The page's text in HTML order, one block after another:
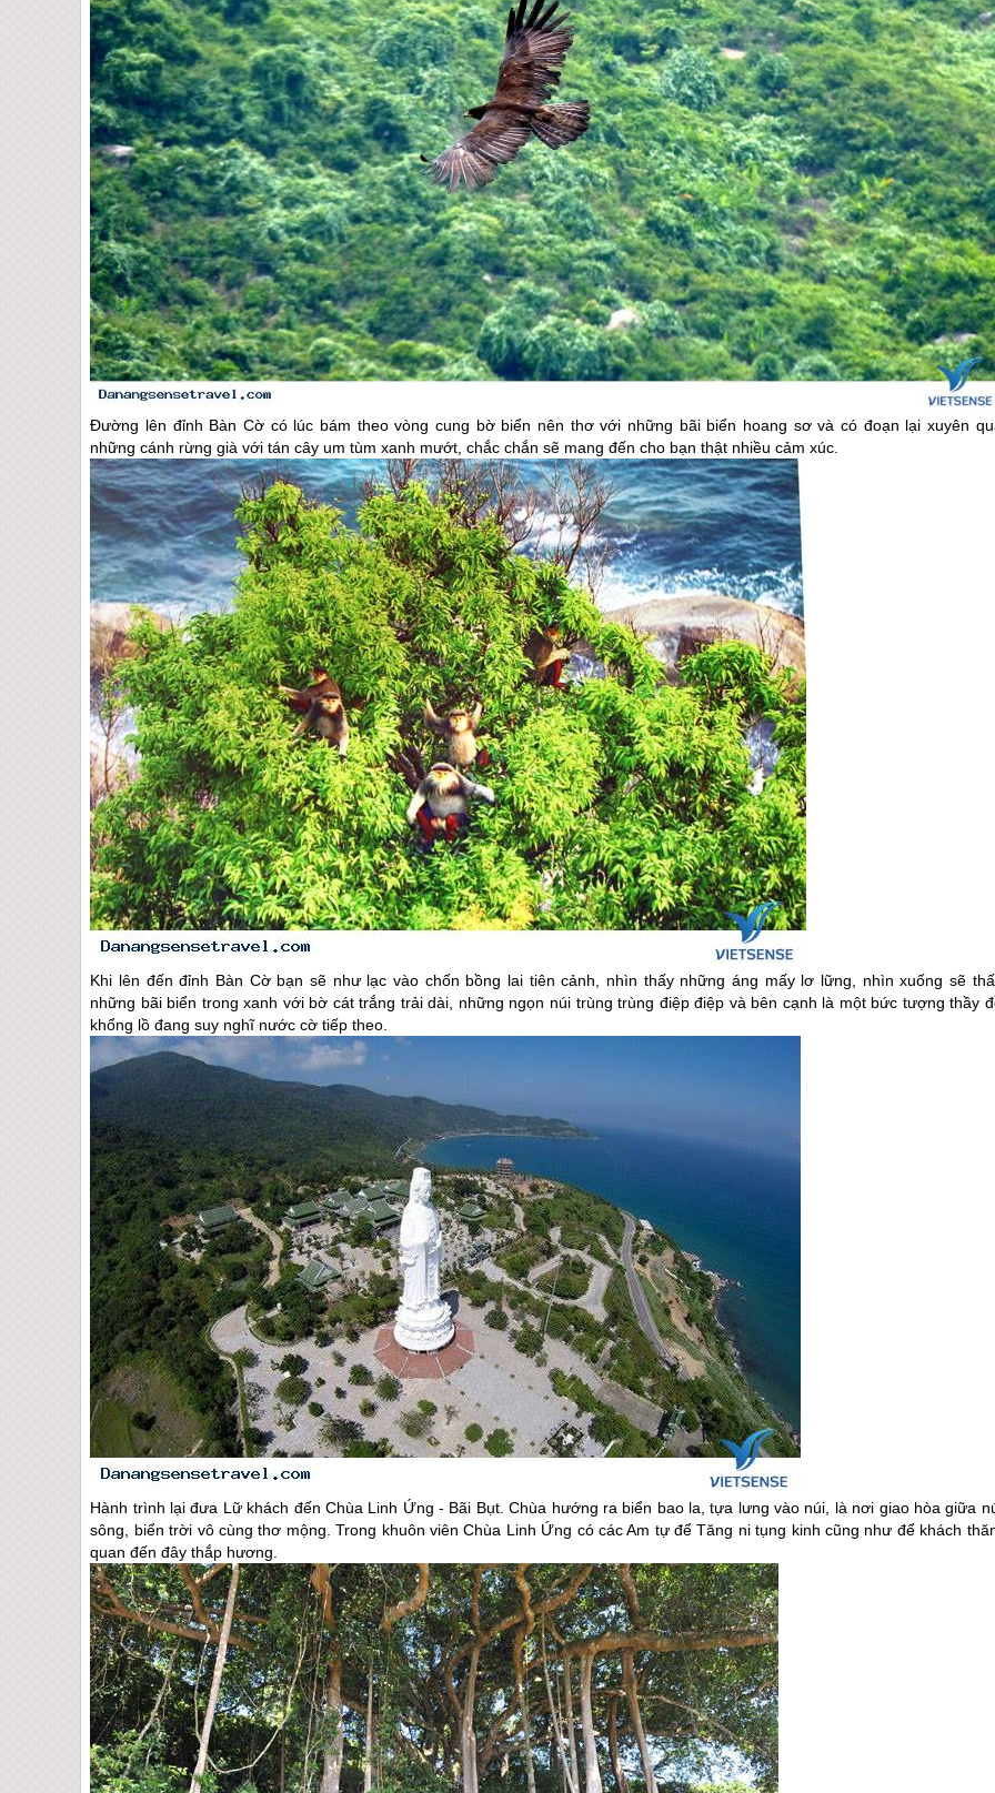
Đường lên đỉnh Bàn Cờ có lúc bám theo vòng cung bờ biển nên thơ với những bãi biển hoang sơ và có đoạn lại xuyên
những cánh rừng già với tán cây um tùm xanh mướt, chắc chắn sẽ mang đến cho bạn thật nhiều cảm xúc.
Khi lên đến đỉnh Bàn Cờ bạn sẽ như lạc vào chốn bồng lai tiên cảnh, nhìn thấy những áng mấy lơ lững, nhìn xuống sẽ
những bãi biển trong xanh với bờ cát trắng trải dài, những ngọn núi trùng trùng điệp điệp và bên cạnh là một bức tượng thầy
khổng lồ đang suy nghĩ nước cờ tiếp theo.
Hành trình lại đưa Lữ khách đến Chùa Linh Ứng - Bãi Bụt. Chùa hướng ra biển bao la, tựa lưng vào núi, là nơi giao hòa giữa
sông, biển trời vô cùng thơ mộng. Trong khuôn viên Chùa Linh Ứng có các Am tự để Tăng ni tụng kinh cũng như để khách
quan đến đây thắp hương.